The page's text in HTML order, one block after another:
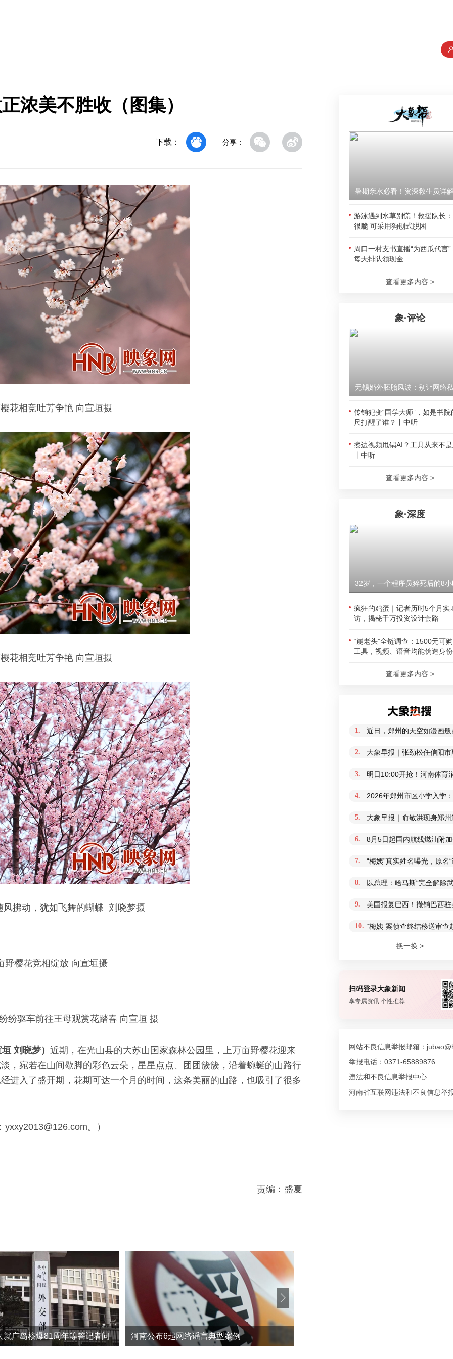
浓美不胜收（图集）
下载： 分享：
花相竞吐芳争艳 向宣垣摄
花相竞吐芳争艳 向宣垣摄
风拂动，犹如飞舞的蝴蝶 刘晓梦摄
野樱花竞相绽放 向宣垣摄
纷驱车前往王母观赏花踏春 向宣垣 摄
刘晓梦） 近期，在光山县的大苏山国家森林公园里，上万亩野樱花迎来
，宛若在山间歇脚的彩色云朵，星星点点、团团簇簇，沿着蜿蜒的山路行
进入了盛开期，花期可达一个月的时间，这条美丽的山路，也吸引了很多
。）
责编：盛夏
就广岛核爆81周年等答记者问 河南公布6起网络谣言典型案例
游泳遇到水草别慌！救援队长
很脆 可采用狗刨式脱困
周口一村支书直播“为西瓜代言”
每天排队领现金
查看更多内容 >
象·评论
传销犯变“国学大师”，如是书院
尺打醒了谁？丨中听
擦边视频甩锅AI？工具从来不
丨中听
查看更多内容 >
象·深度
32岁，一个程序员猝死后的8
疯狂的鸡蛋｜记者历时5个月实
访，揭秘千万投资设计套路
“崩老头”全链调查：1500元可
工具，视频、语音均能伪造身份
查看更多内容 >
1. 近日，郑州的天空如漫画
2. 大象早报｜张劲松任信阳
3. 明日10:00开抢！河南体育
4. 2026年郑州市区小学入学
5. 大象早报｜俞敏洪现身郑
6. 8月5日起国内航线燃油附
7. “梅姨”真实姓名曝光，原
8. 以总理：哈马斯“完全解除
9. 美国报复巴西！撤销巴西
10. “梅姨”案侦查终结移送审
换一换 >
扫码登录大象新闻
享专属资讯 个性推荐
网站不良信息举报邮箱：
举报电话：0371-65889876
违法和不良信息举报中心
河南省互联网违法和不良信息举